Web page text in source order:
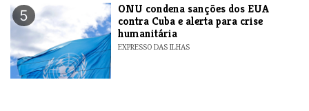
5
ONU condena sanções dos EUA
contra Cuba e alerta para crise
humanitária
EXPRESSO DAS ILHAS